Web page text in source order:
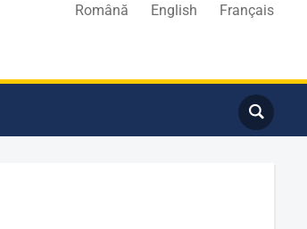
Română English Français